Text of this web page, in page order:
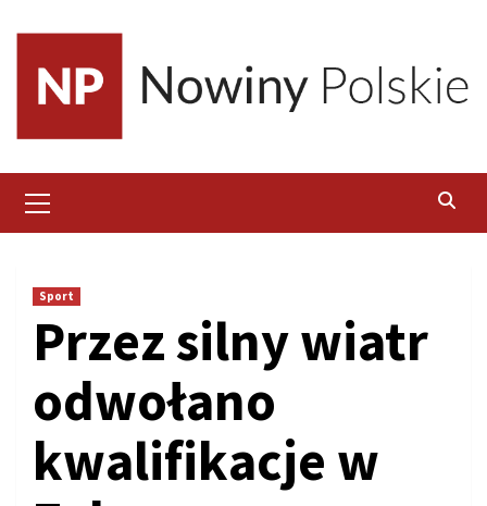
content
Menu
Sport
Przez silny wiatr
odwołano
kwalifikacje w